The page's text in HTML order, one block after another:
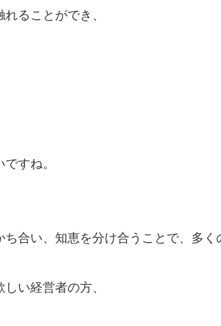
ることができ、
すね。
合い、知恵を分け合うことで、多
い経営者の方、